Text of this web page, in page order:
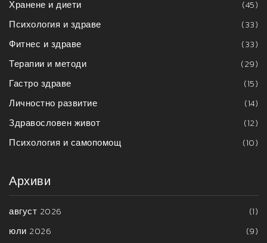
Хранене и диети
(45)
Психология и здраве
(33)
Фитнес и здраве
(33)
Терапии и методи
(29)
Гастро здраве
(15)
Личностно развитие
(14)
Здравословен живот
(12)
Психология и самопомощ
(10)
Архиви
август 2026
(1)
юли 2026
(9)